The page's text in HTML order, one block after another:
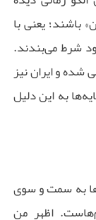
باشند؛ یعنی با
شرط می‌بندند.
به اینکه این جام جهانی 48 تیمی شده و ایران نیز
به این دلیل
به سمت و سوی
اظهر من